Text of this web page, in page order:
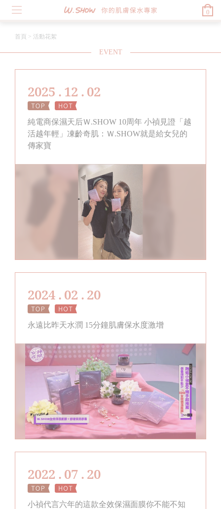
0
首頁 > 活動花絮
EVENT
2025 . 12 . 02
純電商保濕天后Ｗ.SHOW 10周年 小禎見證「越
活越年輕」凍齡奇肌：Ｗ.SHOW就是給女兒的
傳家寶
2024 . 02 . 20
永遠比昨天水潤 15分鐘肌膚保水度激增
2022 . 07 . 20
小禎代言六年的這款全效保濕面膜你不能不知